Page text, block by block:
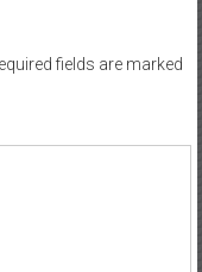
fields are marked